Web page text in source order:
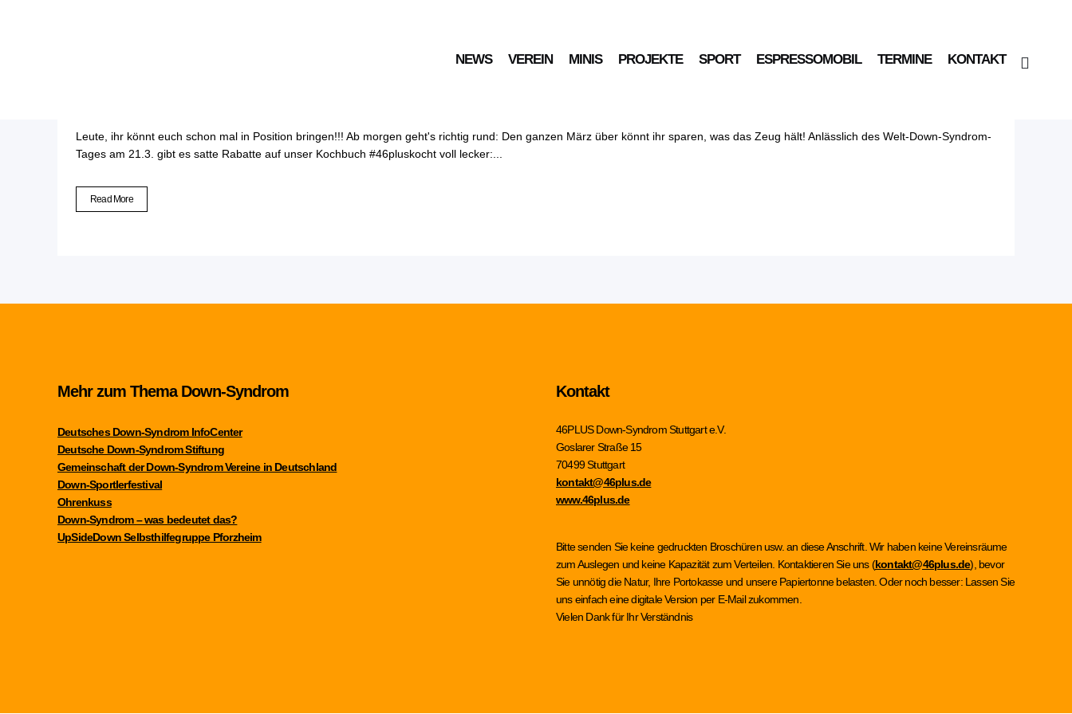
NEWS VEREIN MINIS PROJEKTE SPORT ESPRESSOMOBIL TERMINE KONTAKT
Leute, ihr könnt euch schon mal in Position bringen!!! Ab morgen geht's richtig rund: Den ganzen März über könnt ihr sparen, was das Zeug hält! Anlässlich des Welt-Down-Syndrom-
Tages am 21.3. gibt es satte Rabatte auf unser Kochbuch #46pluskocht voll lecker:...
Read More
Mehr zum Thema Down-Syndrom
Deutsches Down-Syndrom InfoCenter
Deutsche Down-Syndrom Stiftung
Gemeinschaft der Down-Syndrom Vereine in Deutschland
Down-Sportlerfestival
Ohrenkuss
Down-Syndrom – was bedeutet das?
UpSideDown Selbsthilfegruppe Pforzheim
Kontakt
46PLUS Down-Syndrom Stuttgart e.V.
Goslarer Straße 15
70499 Stuttgart
kontakt@46plus.de
www.46plus.de
Bitte senden Sie keine gedruckten Broschüren usw. an diese Anschrift. Wir haben keine Vereinsräume
zum Auslegen und keine Kapazität zum Verteilen. Kontaktieren Sie uns (kontakt@46plus.de), bevor
Sie unnötig die Natur, Ihre Portokasse und unsere Papiertonne belasten. Oder noch besser: Lassen Sie
uns einfach eine digitale Version per E-Mail zukommen.
Vielen Dank für Ihr Verständnis